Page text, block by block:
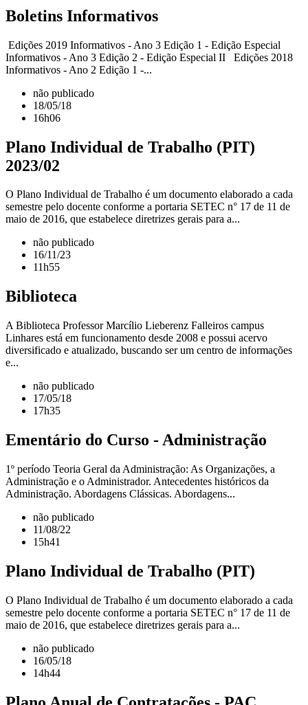
Boletins Informativos
Edições 2019 Informativos - Ano 3 Edição 1 - Edição Especial
Informativos - Ano 3 Edição 2 - Edição Especial II Edições 2018
Informativos - Ano 2 Edição 1 -...
não publicado
18/05/18
16h06
Plano Individual de Trabalho (PIT)
2023/02
O Plano Individual de Trabalho é um documento elaborado a cada
semestre pelo docente conforme a portaria SETEC n° 17 de 11 de
maio de 2016, que estabelece diretrizes gerais para a...
não publicado
16/11/23
11h55
Biblioteca
A Biblioteca Professor Marcílio Lieberenz Falleiros campus
Linhares está em funcionamento desde 2008 e possui acervo
diversificado e atualizado, buscando ser um centro de informações
e...
não publicado
17/05/18
17h35
Ementário do Curso - Administração
1º período Teoria Geral da Administração: As Organizações, a
Administração e o Administrador. Antecedentes históricos da
Administração. Abordagens Clássicas. Abordagens...
não publicado
11/08/22
15h41
Plano Individual de Trabalho (PIT)
O Plano Individual de Trabalho é um documento elaborado a cada
semestre pelo docente conforme a portaria SETEC n° 17 de 11 de
maio de 2016, que estabelece diretrizes gerais para a...
não publicado
16/05/18
14h44